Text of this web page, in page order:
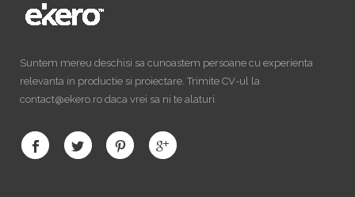
Suntem mereu deschisi sa cunoastem persoane cu experienta
relevanta in productie si proiectare. Trimite CV-ul la
contact@ekero.ro daca vrei sa ni te alaturi.